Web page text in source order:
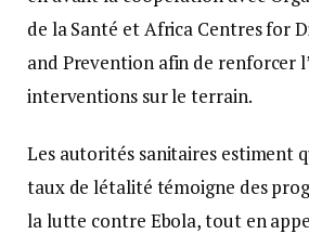
de la Santé et Africa Centres for
and Prevention afin de renforcer
interventions sur le terrain.
Les autorités sanitaires estiment
taux de létalité témoigne des
la lutte contre Ebola, tout en